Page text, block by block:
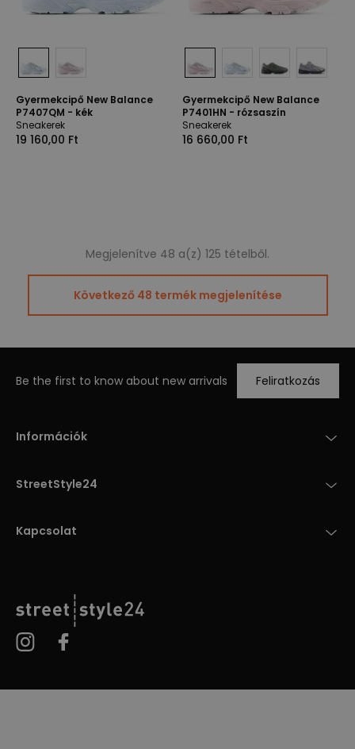
Gyermekcipő New Balance
P7407QM - kék
Sneakerek
19 160,00 Ft
Gyermekcipő New Balance
P7401HN - rózsaszín
Sneakerek
16 660,00 Ft
Megjelenítve 48 a(z) 125 tételből.
Következő 48 termék megjelenítése
Be the first to know about new arrivals Feliratkozás
Információk
StreetStyle24
Kapcsolat